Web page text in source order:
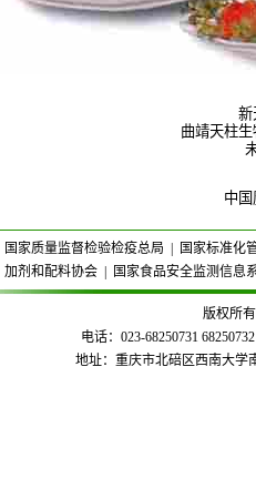
新
曲靖天柱
中
国家质量监督检验检疫总局
国家标准化
加剂和配料协会
国家食品安全监测信息
版权所
电话：023-68250731
地址：重庆市北碚区西南大学